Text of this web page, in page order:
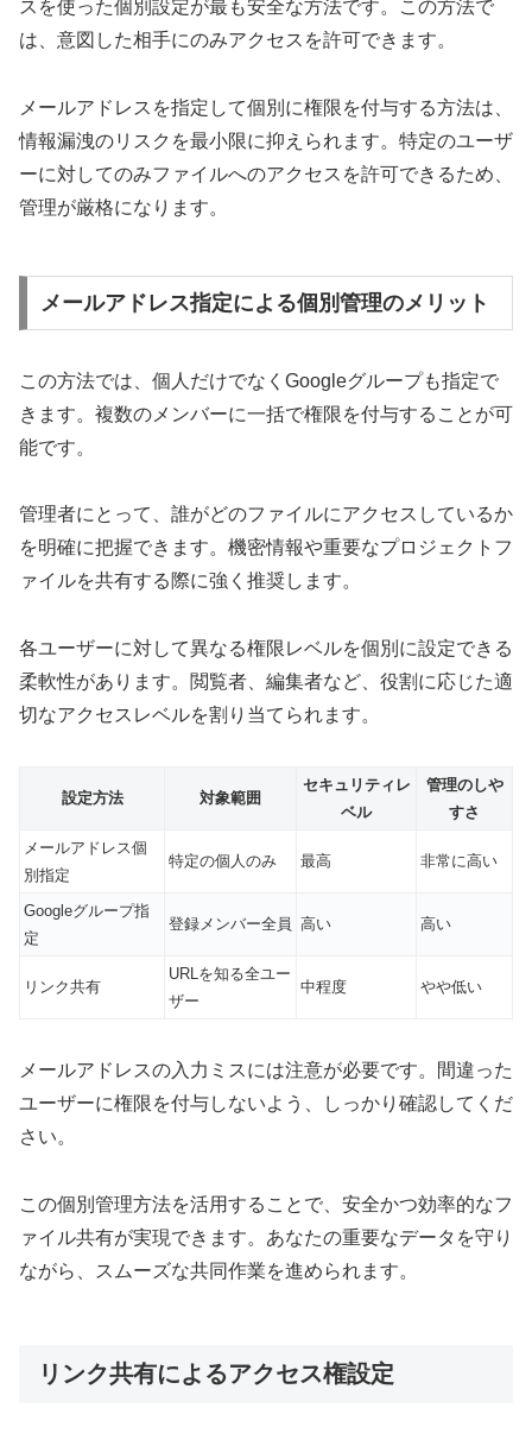
スを使った個別設定が最も安全な方法です。この方法で
は、意図した相手にのみアクセスを許可できます。
メールアドレスを指定して個別に権限を付与する方法は、
情報漏洩のリスクを最小限に抑えられます。特定のユーザ
ーに対してのみファイルへのアクセスを許可できるため、
管理が厳格になります。
メールアドレス指定による個別管理のメリット
この方法では、個人だけでなくGoogleグループも指定で
きます。複数のメンバーに一括で権限を付与することが可
能です。
管理者にとって、誰がどのファイルにアクセスしているか
を明確に把握できます。機密情報や重要なプロジェクトフ
ァイルを共有する際に強く推奨します。
各ユーザーに対して異なる権限レベルを個別に設定できる
柔軟性があります。閲覧者、編集者など、役割に応じた適
切なアクセスレベルを割り当てられます。
設定方法 対象範囲
セキュリティレ
ベル
管理のしや
すさ
メールアドレス個
別指定
特定の個人のみ 最高 非常に高い
Googleグループ指
定
登録メンバー全員 高い 高い
リンク共有
URLを知る全ユー
ザー
中程度 やや低い
メールアドレスの入力ミスには注意が必要です。間違った
ユーザーに権限を付与しないよう、しっかり確認してくだ
さい。
この個別管理方法を活用することで、安全かつ効率的なフ
ァイル共有が実現できます。あなたの重要なデータを守り
ながら、スムーズな共同作業を進められます。
リンク共有によるアクセス権設定